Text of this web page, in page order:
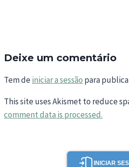
Deixe um comentário
Tem deiniciar a sessão para
This site uses Akismet to reduce
comment data is processed.
INICIAR